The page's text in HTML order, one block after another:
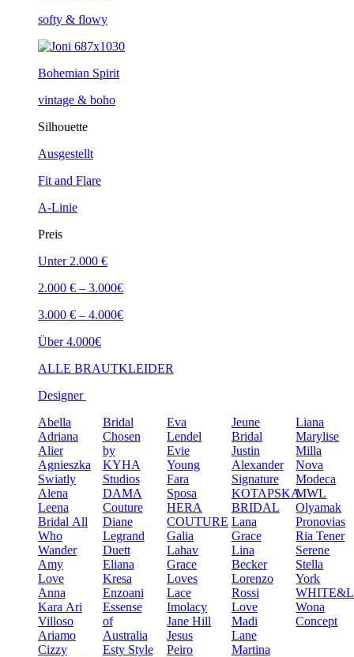
softy & flowy
Bohemian Spirit
vintage & boho
Silhouette
Ausgestellt
Fit and Flare
A-Linie
Preis
Unter 2.000 €
2.000 € – 3.000€
3.000 € – 4.000€
Über 4.000€
ALLE BRAUTKLEIDER
Designer
Abella
Adriana
Alier
Agnieszka
Swiatly
Alena
Leena
Bridal All
Who
Wander
Amy
Love
Anna
Kara Ari
Villoso
Ariamo
Cizzy
Bridal
Chosen
by
KYHA
Studios
DAMA
Couture
Diane
Legrand
Duett
Eliana
Kresa
Enzoani
Essense
of
Australia
Esty Style
Eva
Lendel
Evie
Young
Fara
Sposa
HERA
COUTURE
Galia
Lahav
Grace
Loves
Lace
Imolacy
Jane Hill
Jesus
Peiro
Jeune
Bridal
Justin
Alexander
Signature
KOTAPSKA
BRIDAL
Lana
Grace
Lina
Becker
Lorenzo
Rossi
Love
Madi
Lane
Martina
Liana
Marylise
Milla
Nova
Modeca
MWL
Olyamak
Pronovias
Ria Tener
Serene
Stella
York
Wona
Concept